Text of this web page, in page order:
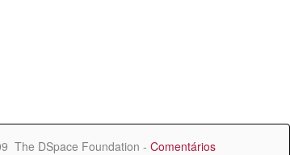
The DSpace Foundation - Comentários